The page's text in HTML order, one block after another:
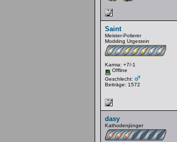
Saint
Meister-Polierer
Modding Urgestein
Karma: +7/-1
Offline
Geschlecht:
Beiträge: 1572
dasy
Kathodenjünger